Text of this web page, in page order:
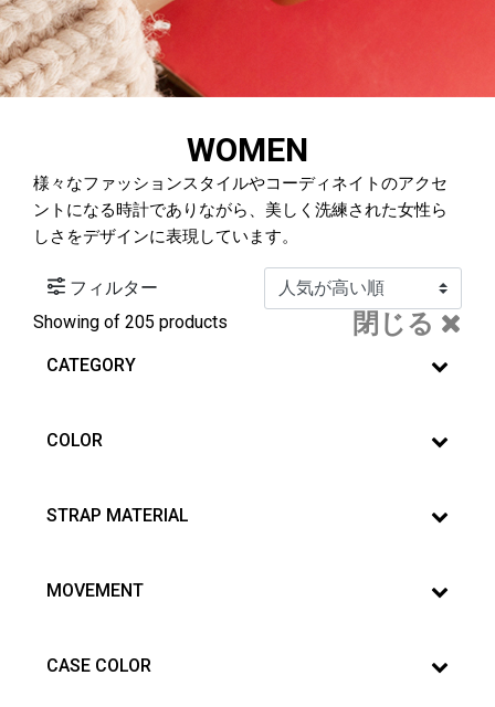
WOMEN
様々なファッションスタイルやコーディネイトのアクセ
ントになる時計でありながら、美しく洗練された女性ら
しさをデザインに表現しています。
フィルター
Showing of 205 products 閉じる
CATEGORY
COLOR
STRAP MATERIAL
MOVEMENT
CASE COLOR